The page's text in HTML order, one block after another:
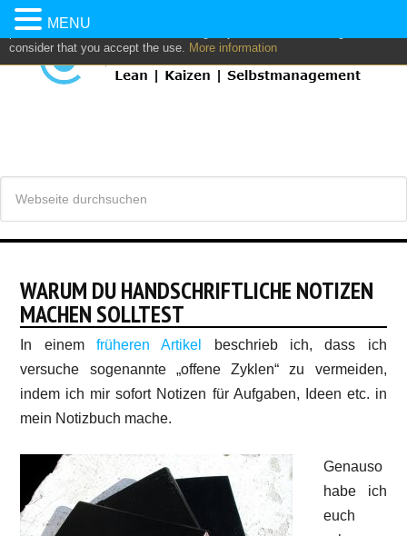
This website uses own and/or third parties cookies to: analyze,
personalize content and/or advertising. If you continue browsing, we
consider that you accept the use. More information
WARUM DU HANDSCHRIFTLICHE NOTIZEN
MACHEN SOLLTEST
In einemfrüheren Artikel
beschrieb ich, dass ich
versuche sogenannte „offene Zyklen“ zu vermeiden,
indem ich mir sofort Notizen für Aufgaben, Ideen etc. in
mein Notizbuch mache.
Genauso
habe ich
euch
MENU